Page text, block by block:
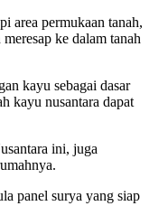
area permukaan tanah,
ke dalam tanah
kayu sebagai dasar
kayu nusantara dapat
ini, juga
panel surya yang siap